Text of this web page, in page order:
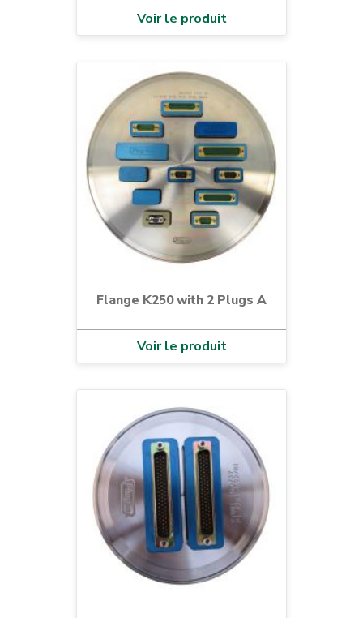
Voir le produit
Flange K250 with 2 Plugs A
Voir le produit